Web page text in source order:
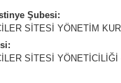
Şubesi:
SİTESİ YÖNETİM
SİTESİ